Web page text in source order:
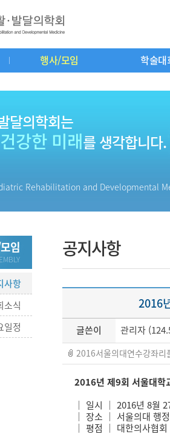
행사/모임 학술대
달의학회는
강한 미래를 생각합니다.
Rehabilitation and Developmental
임
사항
소식
일정
공지사항
2016
글쓴이 관리자
2016서울의대연수강좌
2016년 제9회 서울대학
｜ 일시 ｜ 2016년 8월
｜ 장소 ｜ 서울의대 행
｜ 평점 ｜ 대한의사협